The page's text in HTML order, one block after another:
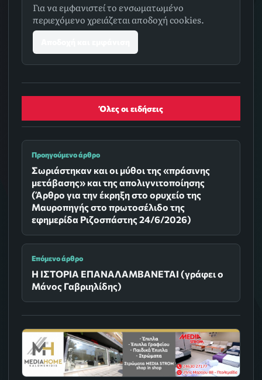
Για να εμφανιστεί το ενσωματωμένο
περιεχόμενο χρειάζεται αποδοχή cookies.
Όλες οι ειδήσεις
Προηγούμενο άρθρο
Σωριάστηκαν και οι μύθοι της «πράσινης
μετάβασης» και της απολιγνιτοποίησης
(Άρθρο για την έκρηξη στο ορυχείο της
Μαυροπηγής στο πρωτοσέλιδο της
εφημερίδα Ριζοσπάστης 24/6/2026)
Επόμενο άρθρο
Η ΙΣΤΟΡΙΑ ΕΠΑΝΑΛΑΜΒΑΝΕΤΑΙ (γράφει ο
Μάνος Γαβριηλίδης)